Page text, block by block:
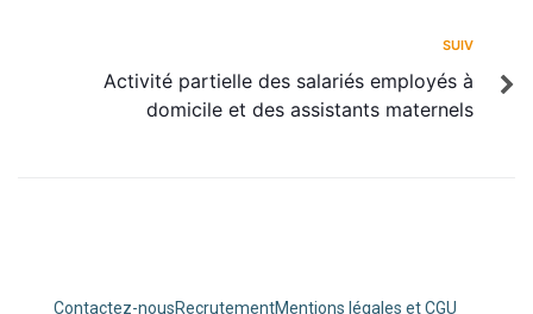
SUIV
Activité partielle des salariés employés à
domicile et des assistants maternels
Contactez-nousRecrutementMentions légales et CGU